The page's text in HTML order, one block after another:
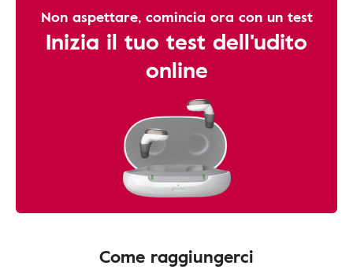
Non aspettare, comincia ora con un test
Inizia il tuo test dell'udito
online
Come raggiungerci